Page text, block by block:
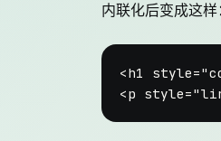
内联化后变成这样
<h1 style=
<p style=